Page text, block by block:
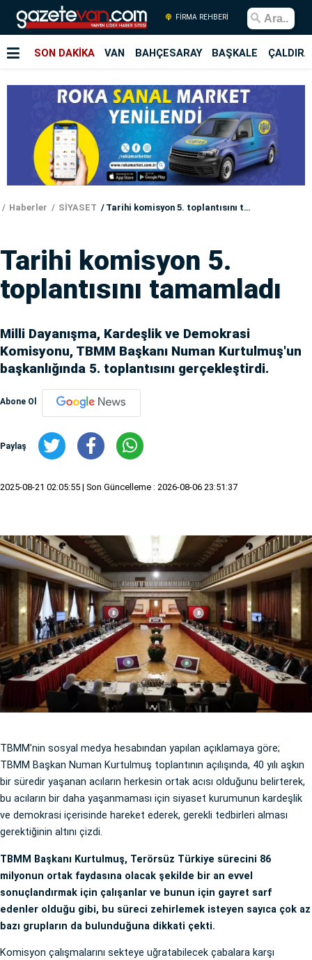
FİRMA REHBERİ
SON DAKİKA VAN BAHÇESARAY BAŞKALE
Haberler SİYASET Tarihi komisyon 5. toplantısını tamamladı
Tarihi komisyon 5.
toplantısını tamamladı
Milli Dayanışma, Kardeşlik ve Demokrasi
Komisyonu, TBMM Başkanı Numan Kurtulmuş'un
başkanlığında 5. toplantısını gerçekleştirdi.
Abone Ol
Paylaş
2025-08-21 02:05:55 | Son Güncelleme : 2026-08-06 23:51:37
TBMM'nin sosyal medya hesabından yapılan açıklamaya göre;
TBMM Başkan Numan Kurtulmuş toplantının açılışında, 40 yılı aşkın
bir süredir yaşanan acıların herkesin ortak acısı olduğunu belirterek,
bu acıların bir daha yaşanmaması için siyaset kurumunun kardeşlik
ve demokrasi içerisinde hareket ederek, gerekli tedbirleri alması
gerektiğinin altını çizdi.
TBMM Başkanı Kurtulmuş, Terörsüz Türkiye sürecini 86
milyonun ortak faydasına olacak şekilde bir an evvel
sonuçlandırmak için çalışanlar ve bunun için gayret sarf
edenler olduğu gibi, bu süreci zehirlemek isteyen sayıca çok az
bazı grupların da bulunduğuna dikkati çekti.
Komisyon çalışmalarını sekteye uğratabilecek çabalara karşı